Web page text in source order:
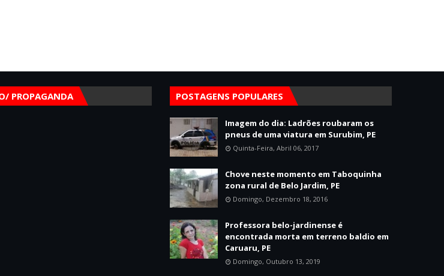
PROPAGANDA POSTAGENS POPULARES
Imagem do dia: Ladrões roubaram os
pneus de uma viatura em Surubim, PE
Quinta-Feira, Abril 06, 2017
Chove neste momento em Taboquinha
zona rural de Belo Jardim, PE
Domingo, Dezembro 18, 2016
Professora belo-jardinense é
encontrada morta em terreno baldio em
Caruaru, PE
Domingo, Outubro 13, 2019